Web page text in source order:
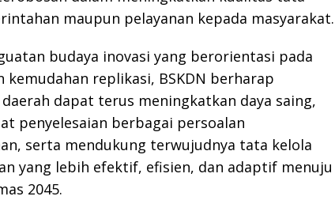
maupun pelayanan kepada masyarakat.
budaya inovasi yang berorientasi pada
kemudahan replikasi, BSKDN berharap
dapat terus meningkatkan daya saing,
penyelesaian berbagai persoalan
serta mendukung terwujudnya tata kelola
yang lebih efektif, efisien, dan adaptif menuju
2045.